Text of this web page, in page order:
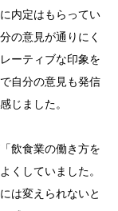
内定はもらってい
の意見が通りにく
ーティブな印象を
自分の意見も発信
じました。
飲食業の働き方を
くしていました。
は変えられないと